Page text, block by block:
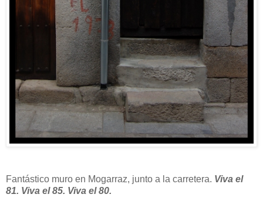
Fantástico muro en Mogarraz, junto a la carretera. Viva el
81. Viva el 85. Viva el 80.